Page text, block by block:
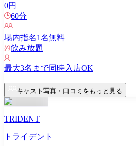
0円
60分
場内指名1名無料
飲み放題
最大3名まで同時入店OK
キャスト写真・口コミをもっと見る
TRIDENT
トライデント